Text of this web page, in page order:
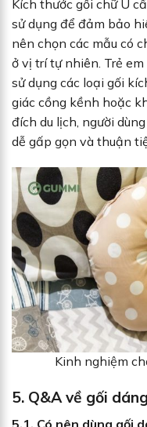
Kích thước gối chữ U
sử dụng để đảm bảo
nên chọn các mẫu có
ở vị trí tự nhiên. Trẻ
sử dụng các loại gối
giác cồng kềnh hoặc
đích du lịch, người
dễ gấp gọn và thuận
Kinh nghiệm
5. Q&A về gối
5.1. Có nên dùng gối